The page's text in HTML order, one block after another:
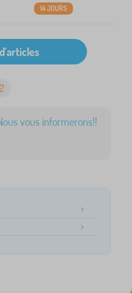
14 JOURS
2
vous informerons!!